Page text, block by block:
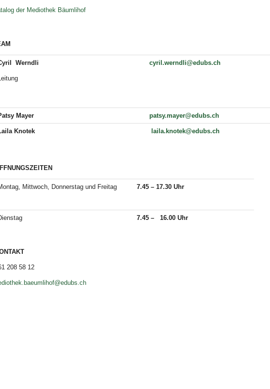
der Mediothek Bäumlihof
Werndli cyril.werndli@edubs.ch
Mayer patsy.mayer@edubs.ch
Knotek laila.knotek@edubs.ch
Mittwoch, Donnerstag und Freitag 7.45 – 17.30 Uhr
7.45 – 16.00 Uhr
208 58 12